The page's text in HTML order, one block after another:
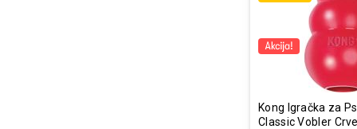
Kong Igračka za
Classic Vobler